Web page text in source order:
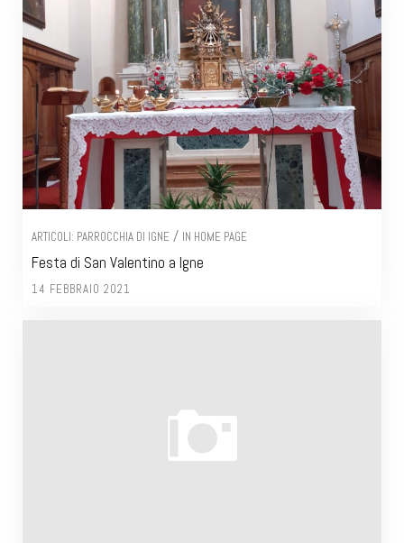
ARTICOLI: PARROCCHIA DI IGNE / IN HOME PAGE
Festa di San Valentino a Igne
14 FEBBRAIO 2021